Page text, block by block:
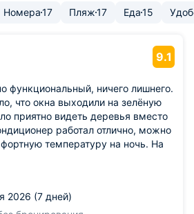
Номера17 Пляж17 Еда15
9.1
функциональный, ничего лишнего.
что окна выходили на зелёную
приятно видеть деревья вместо
работал отлично, можно
температуру на ночь. На
если не хочешь идти на пляж.
2026 (7 дней)